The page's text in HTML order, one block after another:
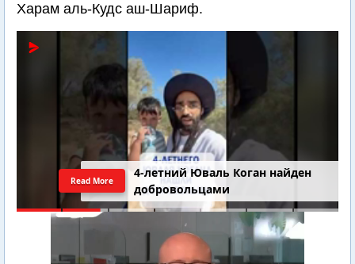
Харам аль-Кудс аш-Шариф.
4-летний Юваль Коган найден
добровольцами
Read More